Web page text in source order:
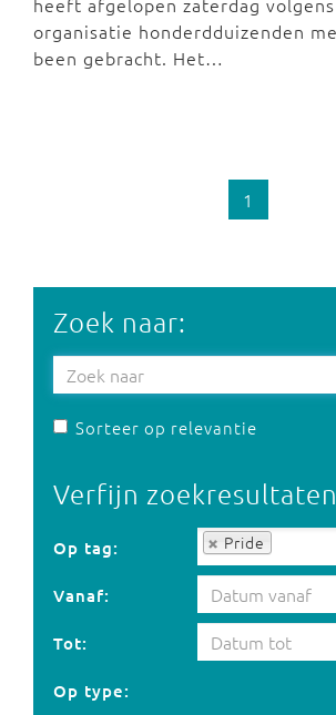
organisatie honderdduizenden
been gebracht. Het…
1
Zoek naar:
Sorteer op relevantie
Verfijn
Op tag: Pride
Op tag:
Vanaf:
Tot:
Op type: